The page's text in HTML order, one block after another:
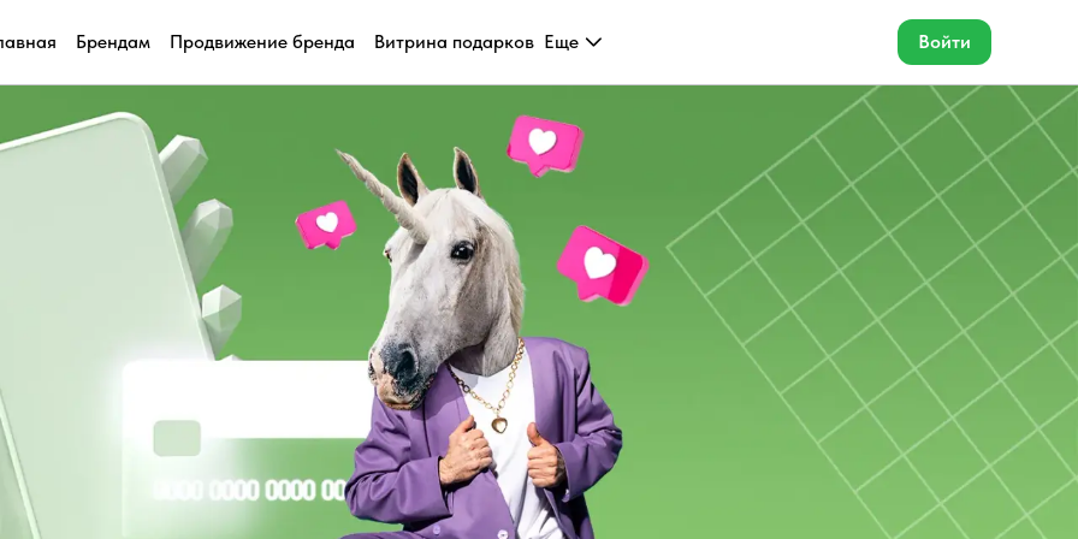
Брендам Продвижение бренда Витрина подарков Еще Войти